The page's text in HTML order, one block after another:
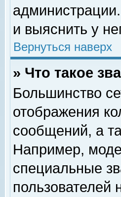
и выяснить у
Вернуться наверх
» Что такое
Большинство
отображения
сообщений, а
Например,
специальные
пользователей